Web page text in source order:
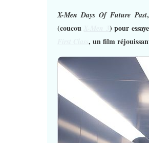
X-Men Days Of Future Past
(coucou
) pour
, un film